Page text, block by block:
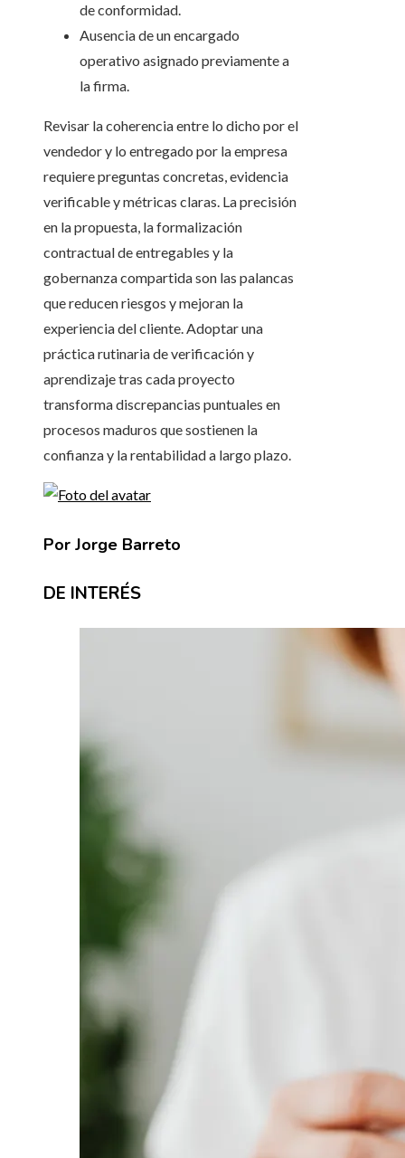
de conformidad.
Ausencia de un encargado
operativo asignado previamente a
la firma.
Revisar la coherencia entre lo dicho por el
vendedor y lo entregado por la empresa
requiere preguntas concretas, evidencia
verificable y métricas claras. La precisión
en la propuesta, la formalización
contractual de entregables y la
gobernanza compartida son las palancas
que reducen riesgos y mejoran la
experiencia del cliente. Adoptar una
práctica rutinaria de verificación y
aprendizaje tras cada proyecto
transforma discrepancias puntuales en
procesos maduros que sostienen la
confianza y la rentabilidad a largo plazo.
Por Jorge Barreto
DE INTERÉS